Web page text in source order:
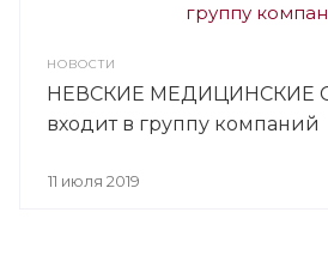
НОВОСТИ
НЕВСКИЕ МЕДИЦИНСКИЕ
входит в группу компаний
11 июля 2019